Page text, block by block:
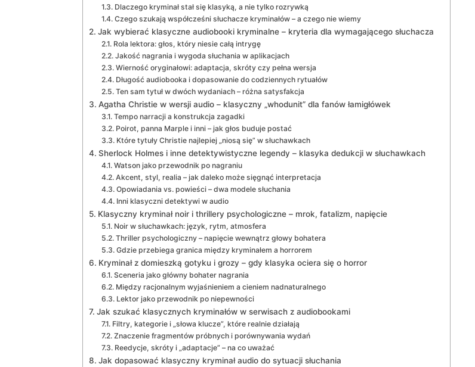
Dlaczego kryminał stał się klasyką, a nie tylko rozrywką
Czego szukają współcześni słuchacze kryminałów – a czego nie wiemy
Jak wybierać klasyczne audiobooki kryminalne – kryteria dla wymagającego słuchacza
Rola lektora: głos, który niesie całą intrygę
Jakość nagrania i wygoda słuchania w aplikacjach
Wierność oryginałowi: adaptacja, skróty czy pełna wersja
Długość audiobooka i dopasowanie do codziennych rytuałów
Ten sam tytuł w dwóch wydaniach – różna satysfakcja
Agatha Christie w wersji audio – klasyczny „whodunit” dla fanów łamigłówek
Tempo narracji a konstrukcja zagadki
Poirot, panna Marple i inni – jak głos buduje postać
Które tytuły Christie najlepiej „niosą się” w słuchawkach
Sherlock Holmes i inne detektywistyczne legendy – klasyka dedukcji w słuchawkach
Watson jako przewodnik po nagraniu
Akcent, styl, realia – jak daleko może sięgnąć interpretacja
Opowiadania vs. powieści – dwa modele słuchania
Inni klasyczni detektywi w audio
Klasyczny kryminał noir i thrillery psychologiczne – mrok, fatalizm, napięcie
Noir w słuchawkach: język, rytm, atmosfera
Thriller psychologiczny – napięcie wewnątrz głowy bohatera
Gdzie przebiega granica między kryminałem a horrorem
Kryminał z domieszką gotyku i grozy – gdy klasyka ociera się o horror
Sceneria jako główny bohater nagrania
Między racjonalnym wyjaśnieniem a cieniem nadnaturalnego
Lektor jako przewodnik po niepewności
Jak szukać klasycznych kryminałów w serwisach z audiobookami
Filtry, kategorie i „słowa klucze”, które realnie działają
Znaczenie fragmentów próbnych i porównywania wydań
Reedycje, skróty i „adaptacje” – na co uważać
Jak dopasować klasyczny kryminał audio do sytuacji słuchania